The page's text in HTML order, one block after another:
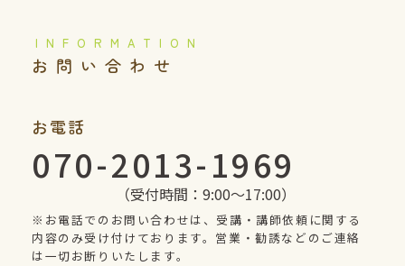
️お問い合わせ
お電話
070-2013-1969
（受付時間：9:00〜17:00）
※お電話でのお問い合わせは、受講・講師依頼に関する
内容のみ受け付けております。営業・勧誘などのご連絡
は一切お断りいたします。